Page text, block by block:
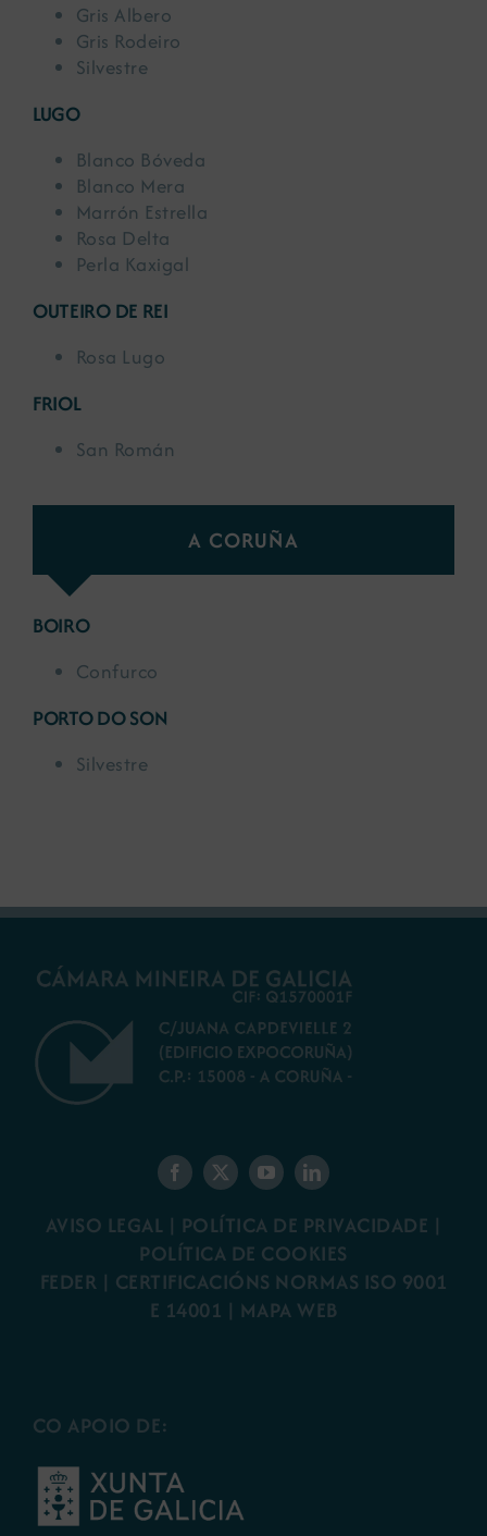
Gris Albero
Gris Rodeiro
Silvestre
LUGO
Blanco Bóveda
Blanco Mera
Marrón Estrella
Rosa Delta
Perla Kaxigal
OUTEIRO DE REI
Rosa Lugo
FRIOL
San Román
A CORUÑA
BOIRO
Confurco
PORTO DO SON
Silvestre
AVISO LEGAL | POLÍTICA DE PRIVACIDADE |
POLÍTICA DE COOKIES
FEDER | CERTIFICACIÓNS NORMAS ISO 9001
E 14001 | MAPA WEB
CO APOIO DE: